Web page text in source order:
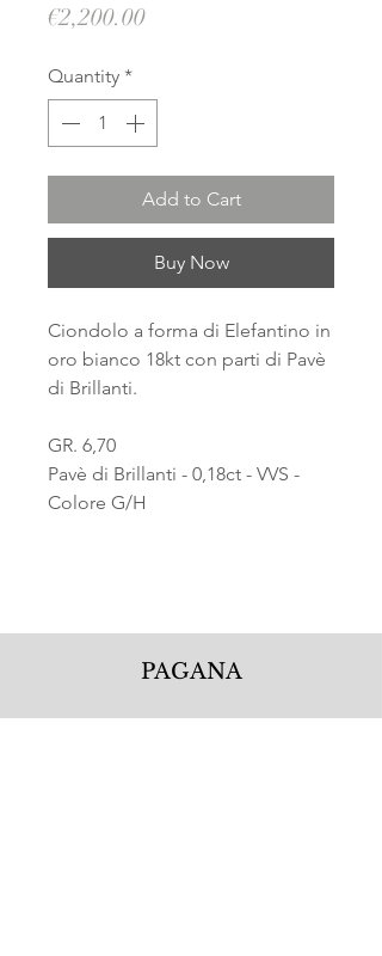
€2,200.00Price
Quantity *
Add to Cart
Buy Now
Ciondolo a forma di Elefantino in
oro bianco 18kt con parti di Pavè
di Brillanti.
GR. 6,70
Pavè di Brillanti - 0,18ct - VVS -
Colore G/H
PAGANA